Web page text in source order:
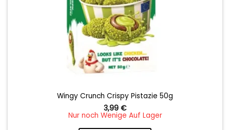
Wingy Crunch Crispy Pistazie 50g
3,99 €
Nur noch Wenige Auf Lager